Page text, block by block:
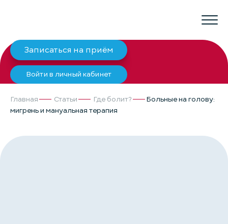
Записаться на приём
Войти в личный кабинет
Главная Статьи Где болит?
Больные на голову:
мигрень и мануальная терапия